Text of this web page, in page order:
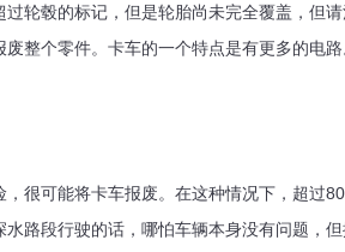
轮毂的标记，但是轮胎尚未完全覆盖，但
整个零件。卡车的一个特点是有更多的电
很可能将卡车报废。在这种情况下，超过
路段行驶的话，哪怕车辆本身没有问题，